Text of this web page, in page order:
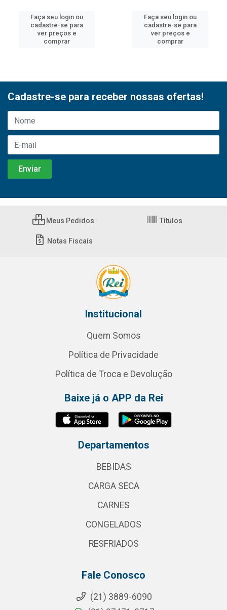
Faça seu login ou
cadastre-se para
ver preços e
comprar
Faça seu login ou
cadastre-se para
ver preços e
comprar
Cadastre-se para receber nossas ofertas!
Meus Pedidos Títulos
Notas Fiscais
Institucional
Quem Somos
Política de Privacidade
Política de Troca e Devolução
Baixe já o APP da Rei
Departamentos
BEBIDAS
CARGA SECA
CARNES
CONGELADOS
RESFRIADOS
Fale Conosco
(21) 3889-6090